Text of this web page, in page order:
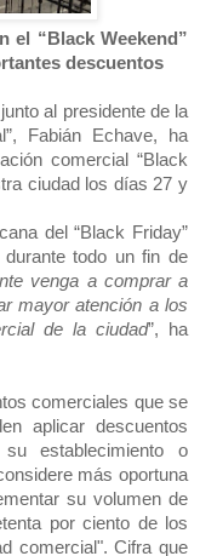
el “Black Weekend”
descuentos
al presidente de la
Fabián Echave, ha
comercial “Black
ciudad los días 27 y
del “Black Friday”
todo un fin de
venga a comprar a
mayor atención a los
de la ciudad”, ha
comerciales que se
aplicar descuentos
establecimiento o
más oportuna
su volumen de
por ciento de los
comercial". Cifra que